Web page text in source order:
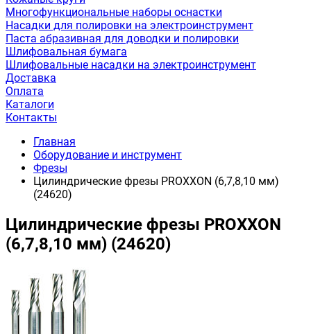
Многофункциональные наборы оснастки
Насадки для полировки на электроинструмент
Паста абразивная для доводки и полировки
Шлифовальная бумага
Шлифовальные насадки на электроинструмент
Доставка
Оплата
Каталоги
Контакты
Главная
Оборудование и инструмент
Фрезы
Цилиндрические фрезы PROXXON (6,7,8,10 мм)
(24620)
Цилиндрические фрезы PROXXON
(6,7,8,10 мм) (24620)